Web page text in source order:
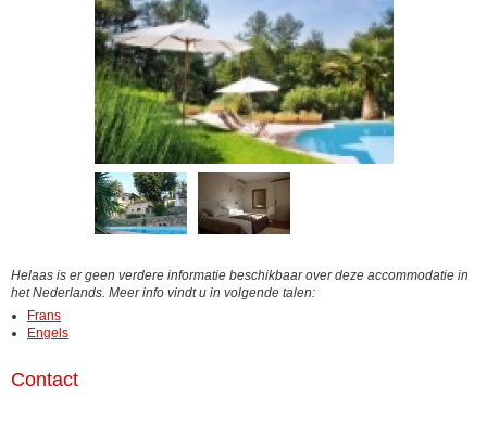
Helaas is er geen verdere informatie beschikbaar over deze accommodatie in
het Nederlands. Meer info vindt u in volgende talen:
Frans
Engels
Contact